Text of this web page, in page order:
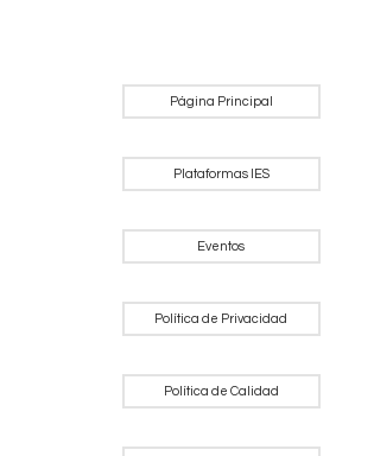
Página Principal
Plataformas IES
Eventos
Política de Privacidad
Política de Calidad